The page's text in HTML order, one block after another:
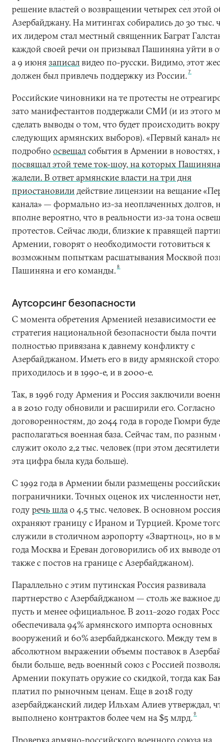
решение властей о возвращении четырех сел этой
Азербайджану. На митингах собирались до 30 тыс.
их лидером стал местный священник Баграт
каждой своей речи он призывал Пашиняна уйти в
а 9 июнязаписалвидео по-русски. Видимо, этот
должен был привлечь поддержку из России.7
Российские чиновники на те протесты не
зато манифестантов поддержали СМИ (и из этого
сделать выводы о том, что будет происходить
следующих армянских выборов). «Первый канал»
подробно освещалсобытия в Армении в новостях,
посвящалэтой теме ток-шоу, на которых
жалели. В ответ армянские власти на три дня
приостановилидействие лицензии на вещание
канала» — формально из-за неоплаченных долгов,
вполне вероятно, что в реальности из-за тона
протестов. Сейчас люди, близкие к правящей
Армении, говорят о необходимости готовиться к
возможным попыткам расшатывания Москвой
Пашиняна и его команды. 8
Аутсорсинг безопасности
С момента обретения Арменией независимости ее
стратегия национальной безопасности была почти
полностью привязана к давнему конфликту с
Азербайджаном. Иметь его в виду армянской
приходилось и в 1990-е, и в 2000-е.
Так, в 1996 году Армения и Россия заключили
а в 2010 году обновили и расширили его. Согласно
договоренностям, до 2044 года в городе Гюмри
располагаться военная база. Сейчас там, по
служит около 2,2 тыс. человек (при этом
эта цифра была куда больше).
С 1992 года в Армении были размещены
пограничники. Точных оценок их численности
годуречь шлао 4,5 тыс. человек. В основном
охраняют границу с Ираном и Турцией. Кроме
служили в столичном аэропорту «Звартноц», но в
года Москва и Ереван договорились об их выводе
также с постов на границе с Азербайджаном).
Параллельно с этим путинская Россия развивала
партнерство с Азербайджаном — столь же важное
пусть и менее официальное. В 2011–2020 годах
обеспечивала 94% армянского импорта основных
вооружений и 60% азербайджанского. Между тем в
абсолютном выражении объемы поставок в
были больше, ведь военный союз с Россией
Армении покупать оружие со скидкой, тогда как
платил по рыночным ценам. Еще в 2018 году
азербайджанский лидер Ильхам Алиев утверждал,
выполнено контрактов более чем на $5 млрд.9